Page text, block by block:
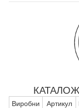
Виробни
Артикул